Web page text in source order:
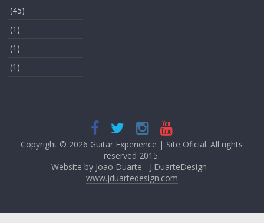
(45)
(1)
(1)
(1)
Copyright © 2026 Guitar Experience | Site Oficial. All rights
reserved 2015.
Website by Joao Duarte - J.DuarteDesign -
www.jduartedesign.com